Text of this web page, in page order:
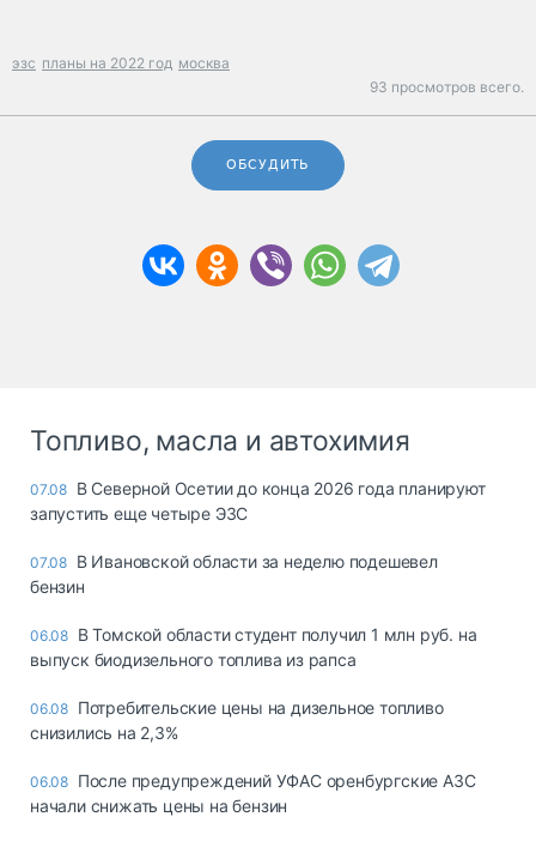
эзс планы на 2022 год москва
93 просмотров всего.
ОБСУДИТЬ
Топливо, масла и автохимия
07.08 В Северной Осетии до конца 2026 года планируют
запустить еще четыре ЭЗС
07.08 В Ивановской области за неделю подешевел
бензин
06.08 В Томской области студент получил 1 млн руб. на
выпуск биодизельного топлива из рапса
06.08 Потребительские цены на дизельное топливо
снизились на 2,3%
06.08 После предупреждений УФАС оренбургские АЗС
начали снижать цены на бензин